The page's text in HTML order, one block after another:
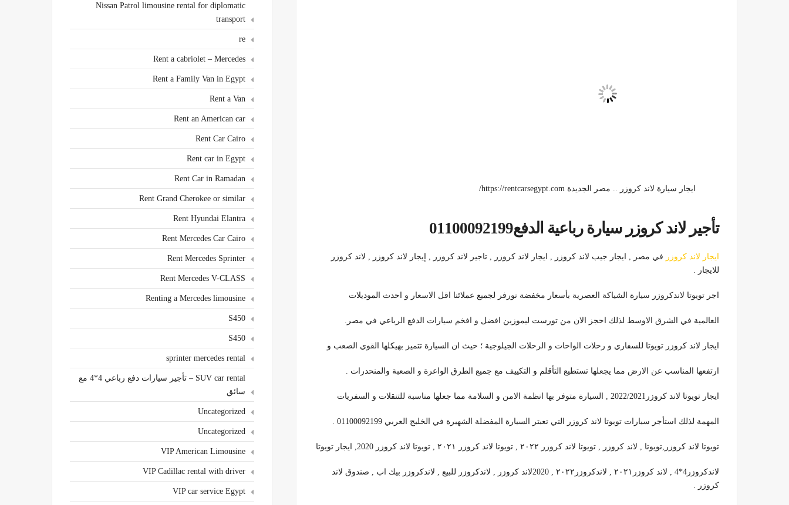
ايجار سيارة لاند كروزر .. مصر الجديدة https://rentcarsegypt.com/
تأجير لاند كروزر سيارة رباعية الدفع01100092199
ايجار لاند كروزر في مصر , ايجار جيب لاند كروزر , ايجار لاند كروزر , تاجير لاند كروزر , إيجار لاند كروزر , لاند كروزر
للايجار .
اجر تويوتا لاندكروزر سيارة الشياكة العصرية بأسعار مخفضة نورفر لجميع عملائنا اقل الاسعار و احدث الموديلات
العالمية في الشرق الاوسط لذلك احجز الان من تورست ليموزين افضل و افخم سيارات الدفع الرباعي في مصر.
ايجار لاند كروزر تويوتا للسفاري و رحلات الواحات و الرحلات الجيلوجية ؛ حيث ان السيارة تتميز بهيكلها القوي الصعب و
ارتفعها المناسب عن الارض مما يجعلها تستطيع التأقلم و التكييف مع جميع الطرق الواعرة و الصعبة والمنحدرات .
ايجار تويوتا لاند كروزر2022/2021 , السيارة متوفر بها انظمة الامن و السلامة مما جعلها مناسبة للتنقلات و السفريات
المهمة لذلك استأجر سيارات تويوتا لاند كروزر التي تعبتر السيارة المفضلة الشهيرة في الخليج العربي 01100092199 .
تويوتا لاند كروزر,تويوتا , لاند كروزر , تويوتا لاند كروزر ٢٠٢٢ , تويوتا لاند كروزر ٢٠٢١ , تويوتا لاند كروزر 2020, ايجار تويوتا
لاندكروزر4*4 , لاند كروزر٢٠٢١ , لاندكروزر٢٠٢٢ , 2020لاند كروزر , لاندكروزر للبيع , لاندكروزر بيك اب , صندوق لاند
كروزر .
Nissan Patrol limousine rental for diplomatic
transport
re
Rent a cabriolet – Mercedes
Rent a Family Van in Egypt
Rent a Van
Rent an American car
Rent Car Cairo
Rent car in Egypt
Rent Car in Ramadan
Rent Grand Cherokee or similar
Rent Hyundai Elantra
Rent Mercedes Car Cairo
Rent Mercedes Sprinter
Rent Mercedes V-CLASS
Renting a Mercedes limousine
S450
S450
sprinter mercedes rental
SUV car rental – تأجير سيارات دفع رباعي 4*4 مع
سائق
Uncategorized
Uncategorized
VIP American Limousine
VIP Cadillac rental with driver
VIP car service Egypt